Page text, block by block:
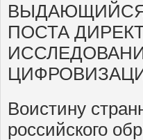
ВЫДАЮЩИЙСЯ
ПОСТА
Воистину
российского